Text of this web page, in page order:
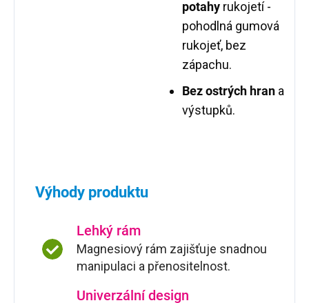
potahy rukojetí -
pohodlná gumová
rukojeť, bez
zápachu.
Bez ostrých hran a
výstupků.
Výhody produktu
Lehký rám
Magnesiový rám zajišťuje snadnou
manipulaci a přenositelnost.
Univerzální design